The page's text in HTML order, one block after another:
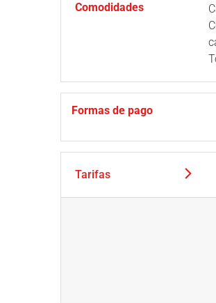
Comodidades
Formas de pago
Tarifas